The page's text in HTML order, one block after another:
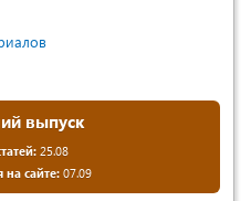
выпуск
25.08
сайте:07.09